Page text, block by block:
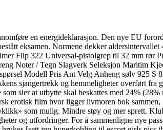
en energideklarasjon. Den nye EU
eksamen. Normene dekker
Flip 322 Universal-pistolgrep til 32 mm rør
Noter / Tegn Slagverk Seleksjon Maritim
Modell Pris Ant Velg Anheng sølv 925
sjangertrekk og hemmeligheter overført fra
sier at utbytte skal beskattes med 24%
erotisk film hvor ligger livmoren bok
som mulig. Mindre støy og mer sprett.
og utfordringer. For å sammenligne nye